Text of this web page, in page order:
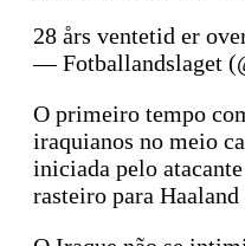
28 års ventetid er
— Fotballandslaget
O primeiro tempo
iraquianos no meio
iniciada pelo
rasteiro para